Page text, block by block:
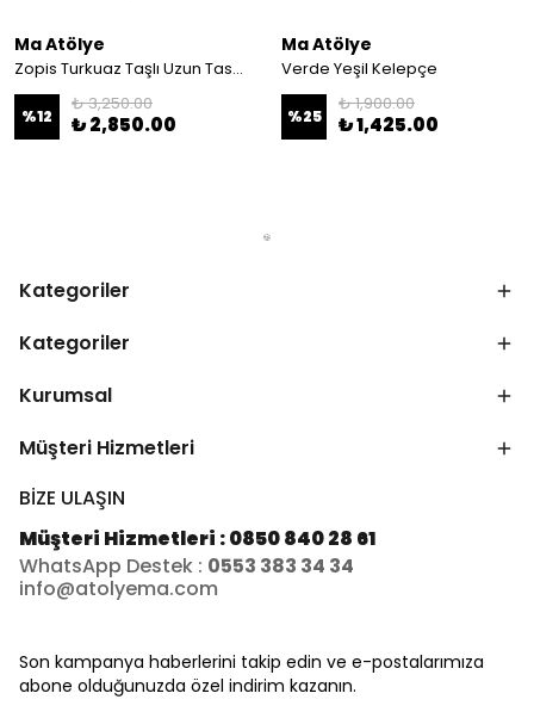
Ma Atölye
Zopis Turkuaz Taşlı Uzun Tasarım Kolye
%12
₺ 3,250.00
₺ 2,850.00
Ma Atölye
Verde Yeşil Kelepçe
%25
₺ 1,900.00
₺ 1,425.00
Kategoriler
Kategoriler
Kurumsal
Müşteri Hizmetleri
BİZE ULAŞIN
Müşteri Hizmetleri : 0850 840 28 61
WhatsApp Destek : 0553 383 34 34
info@atolyema.com
Son kampanya haberlerini takip edin ve e-postalarımıza
abone olduğunuzda özel indirim kazanın.